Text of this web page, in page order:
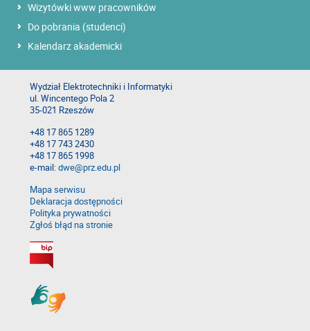
Wizytówki www pracowników
Do pobrania (studenci)
Kalendarz akademicki
Wydział Elektrotechniki i Informatyki
ul. Wincentego Pola 2
35-021 Rzeszów
+48 17 865 1289
+48 17 743 2430
+48 17 865 1998
e-mail:dwe@prz.edu.pl
Mapa serwisu
Deklaracja dostępności
Polityka prywatności
Zgłoś błąd na stronie